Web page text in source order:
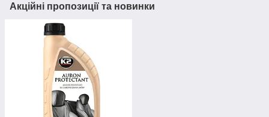
Акційні пропозиції та новинки